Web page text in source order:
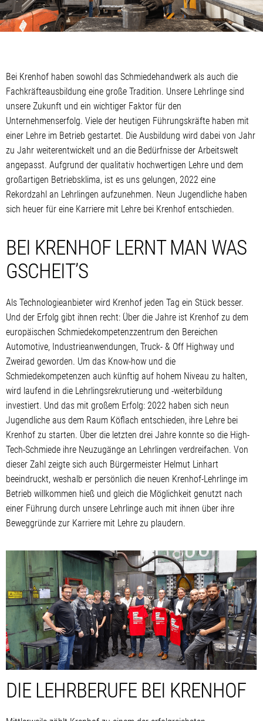
Bei Krenhof haben sowohl das Schmiedehandwerk als auch die
Fachkräfteausbildung eine große Tradition. Unsere Lehrlinge sind
unsere Zukunft und ein wichtiger Faktor für den
Unternehmenserfolg. Viele der heutigen Führungskräfte haben mit
einer Lehre im Betrieb gestartet. Die Ausbildung wird dabei von Jahr
zu Jahr weiterentwickelt und an die Bedürfnisse der Arbeitswelt
angepasst. Aufgrund der qualitativ hochwertigen Lehre und dem
großartigen Betriebsklima, ist es uns gelungen, 2022 eine
Rekordzahl an Lehrlingen aufzunehmen. Neun Jugendliche haben
sich heuer für eine Karriere mit Lehre bei Krenhof entschieden.
BEI KRENHOF LERNT MAN WAS
GSCHEIT’S
Als Technologieanbieter wird Krenhof jeden Tag ein Stück besser.
Und der Erfolg gibt ihnen recht: Über die Jahre ist Krenhof zu dem
europäischen Schmiedekompetenzzentrum den Bereichen
Automotive, Industrieanwendungen, Truck- & Off Highway und
Zweirad geworden. Um das Know-how und die
Schmiedekompetenzen auch künftig auf hohem Niveau zu halten,
wird laufend in die Lehrlingsrekrutierung und -weiterbildung
investiert. Und das mit großem Erfolg: 2022 haben sich neun
Jugendliche aus dem Raum Köflach entschieden, ihre Lehre bei
Krenhof zu starten. Über die letzten drei Jahre konnte so die High-
Tech-Schmiede ihre Neuzugänge an Lehrlingen verdreifachen. Von
dieser Zahl zeigte sich auch Bürgermeister Helmut Linhart
beeindruckt, weshalb er persönlich die neuen Krenhof-Lehrlinge im
Betrieb willkommen hieß und gleich die Möglichkeit genutzt nach
einer Führung durch unsere Lehrlinge auch mit ihnen über ihre
Beweggründe zur Karriere mit Lehre zu plaudern.
DIE LEHRBERUFE BEI KRENHOF